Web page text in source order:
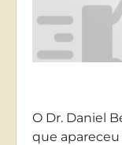
O Dr. Daniel
que